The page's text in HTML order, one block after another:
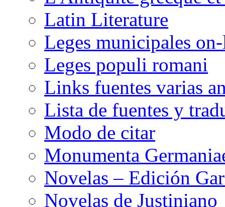
Latin Literature
Leges municipales
Leges populi romani
Links fuentes varias
Lista de fuentes y
Modo de citar
Monumenta
Novelas – Edición
Novelas de Justiniano